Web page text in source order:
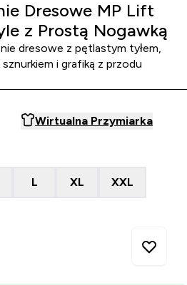
Dresowe MP Lift
z Prostą Nogawką
dresowe z pętlastym tyłem,
i grafiką z przodu
Wirtualna Przymiarka
L XL XXL